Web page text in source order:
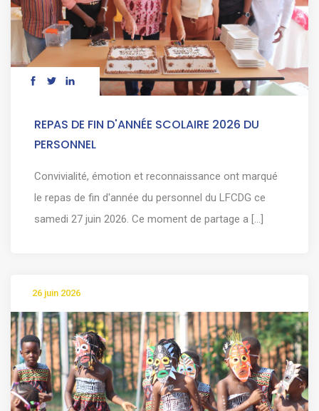
REPAS DE FIN D'ANNÉE SCOLAIRE 2026 DU
PERSONNEL
Convivialité, émotion et reconnaissance ont marqué
le repas de fin d'année du personnel du LFCDG ce
samedi 27 juin 2026. Ce moment de partage a [...]
26 juin 2026